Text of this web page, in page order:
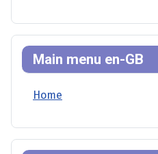
Main menu en-GB
Home